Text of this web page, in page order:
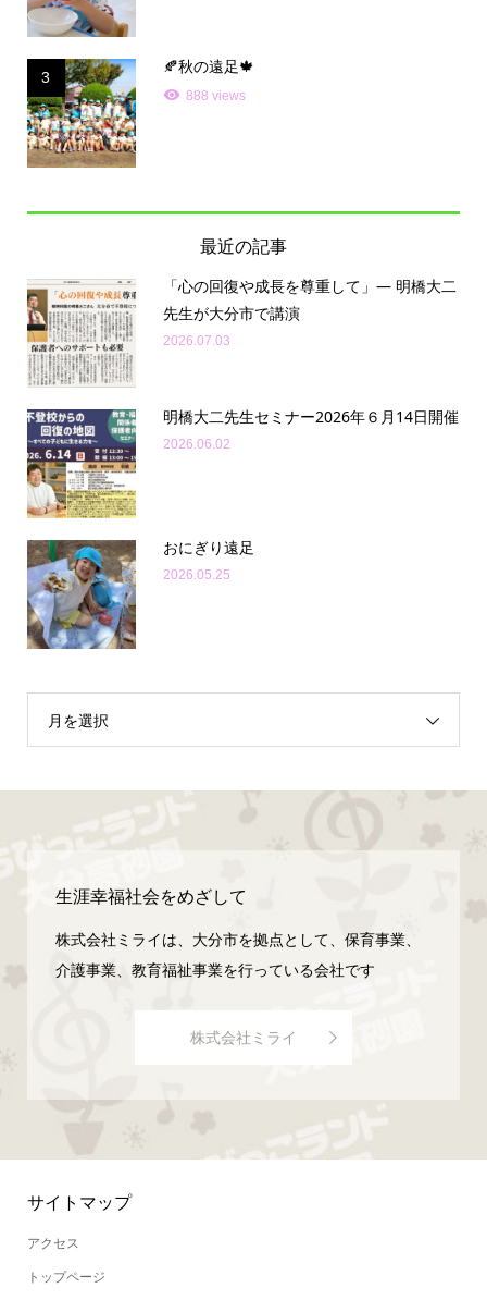
3
🍂秋の遠足🍁
888 views
最近の記事
「心の回復や成長を尊重して」— 明橋大二
先生が大分市で講演
2026.07.03
明橋大二先生セミナー2026年６月14日開催
2026.06.02
おにぎり遠足
2026.05.25
月を選択
生涯幸福社会をめざして
株式会社ミライは、大分市を拠点として、保育事業、
介護事業、教育福祉事業を行っている会社です
株式会社ミライ
サイトマップ
アクセス
トップページ